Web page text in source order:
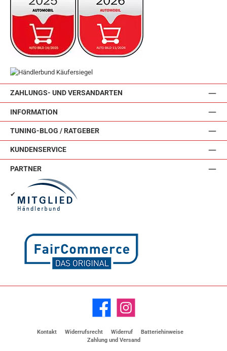
ZAHLUNGS- UND VERSANDARTEN
INFORMATION
TUNING-BLOG / RATGEBER
KUNDENSERVICE
PARTNER
✔
Facebook Instagram
Kontakt Widerrufsrecht Widerruf
Batteriehinweise
Zahlung und Versand